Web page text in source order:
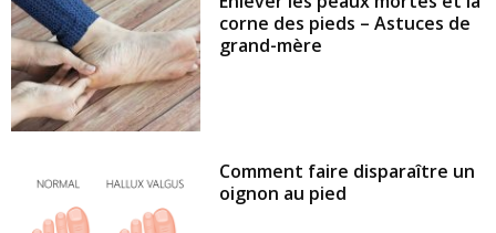
corne des pieds – Astuces de
grand-mère
Comment faire disparaître un
oignon au pied